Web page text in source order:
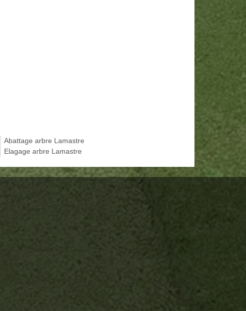
Abattage arbre Lamastre
Elagage arbre Lamastre